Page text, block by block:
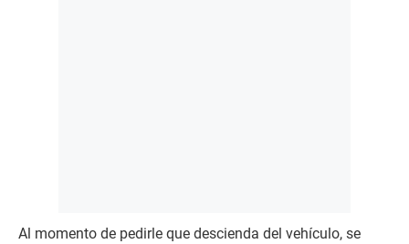
Al momento de pedirle que descienda del vehículo, se